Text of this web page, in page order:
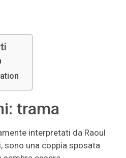
trama
interpretati da Raoul
sono una coppia sposata